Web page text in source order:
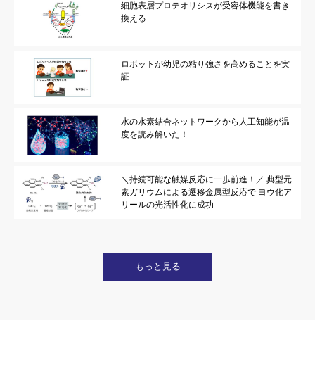
細胞表層プロテオリシスが受容体機能を書き
換える
ロボットが幼児の粘り強さを高めることを実
証
水の水素結合ネットワークから人工知能が温
度を読み解いた！
＼持続可能な触媒反応に一歩前進！／ 典型元
素ガリウムによる遷移金属型反応で ヨウ化ア
リールの光活性化に成功
もっと見る